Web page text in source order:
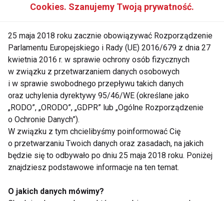
działania akupunktury ściśle związane są z
ważne okazało się odkrycie pól skórnych Haeda,
badań nad receptorami bólu, neuroprzekaźnikami i
neurohormonami.
Akupunktura działa poprzez centralny i
autonomiczny układ nerwowy. Nakłuwanie igłami
powłok ciała doprowadza do pobudzenia receptorów
skóry, mięśni, na drodze odruchowej wpływa
regulująco na czynności narządów ciała. Bodźce
drażniące powodują powstanie w zakończeniach
czynnych impulsów, które płyną poprzez nerwy
Cookies. Szanujemy Twoją prywatność.
25 maja 2018 roku zacznie obowiązywać Rozporządzenie
Parlamentu Europejskiego i Rady (UE) 2016/679 z dnia 27
kwietnia 2016 r. w sprawie ochrony osób fizycznych
w związku z przetwarzaniem danych osobowych
i w sprawie swobodnego przepływu takich danych
oraz uchylenia dyrektywy 95/46/WE (określane jako
„RODO”, „ORODO”, „GDPR” lub „Ogólne Rozporządzenie
o Ochronie Danych”).
W związku z tym chcielibyśmy poinformować Cię
o przetwarzaniu Twoich danych oraz zasadach, na jakich
będzie się to odbywało po dniu 25 maja 2018 roku. Poniżej
znajdziesz podstawowe informacje na ten temat.
O jakich danych mówimy?